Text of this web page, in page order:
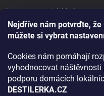
Nejdříve nám potvrďte,
můžete si vybrat
Cookies nám pomáhají
vyhodnocovat náštěvnosti
podporu domácích
DESTILERKA.CZ
Bourbon, americká krása.
Napsali v TÝDNU o naší práci
Rozhovor s DESTILERKA.CZ v
Jak vybrat dárek na Vánoce